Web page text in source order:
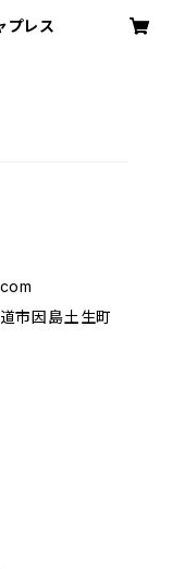
プレス
市因島土生町